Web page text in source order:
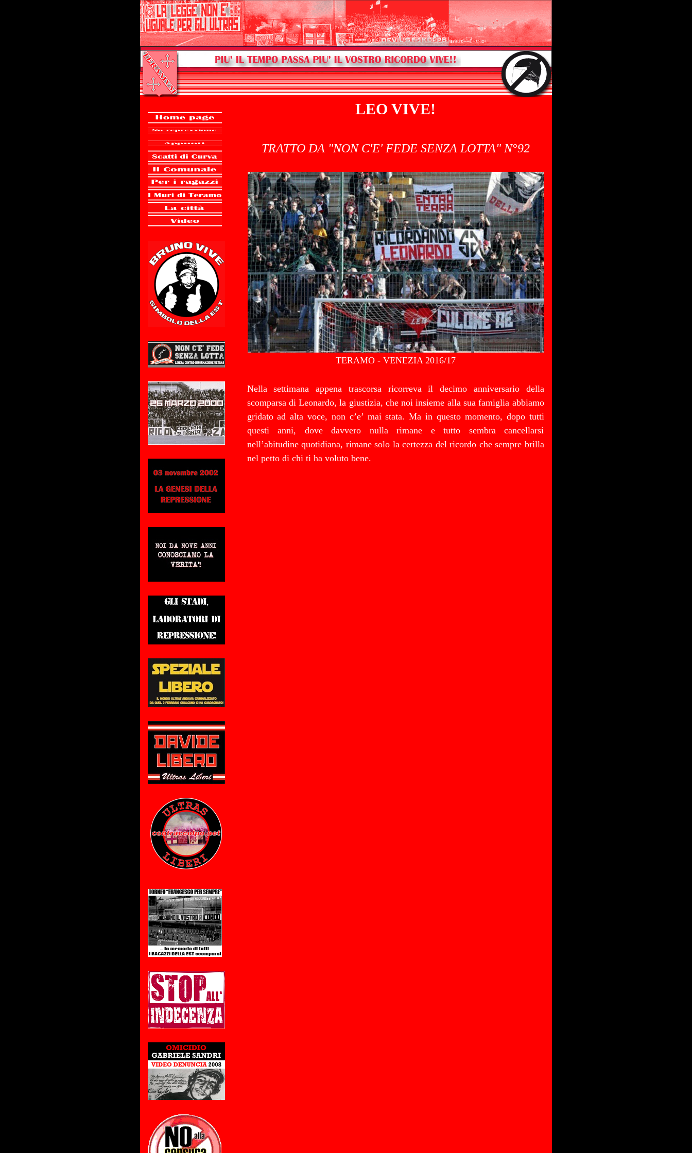
LEO VIVE!
TRATTO DA "NON C'E' FEDE SENZA LOTTA" N°92
TERAMO - VENEZIA 2016/17
Nella settimana appena trascorsa ricorreva il decimo anniversario della
scomparsa di Leonardo, la giustizia, che noi insieme alla sua famiglia abbiamo
gridato ad alta voce, non c’e’ mai stata. Ma in questo momento, dopo tutti
questi anni, dove davvero nulla rimane e tutto sembra cancellarsi
nell’abitudine quotidiana, rimane solo la certezza del ricordo che sempre brilla
nel petto di chi ti ha voluto bene.